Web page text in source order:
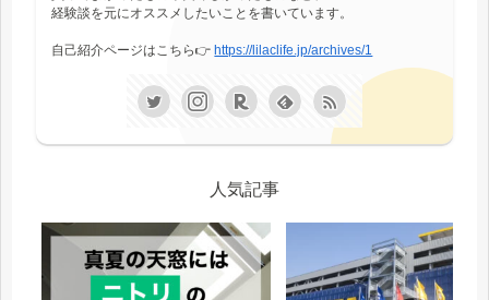
経験談を元にオススメしたいことを書いています。
自己紹介ページはこちら👉 https://lilaclife.jp/archives/1
人気記事